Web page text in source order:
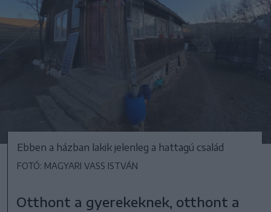
Ebben a házban lakik jelenleg a hattagú család
FOTÓ: MAGYARI VASS ISTVÁN
Otthont a gyerekeknek, otthont a